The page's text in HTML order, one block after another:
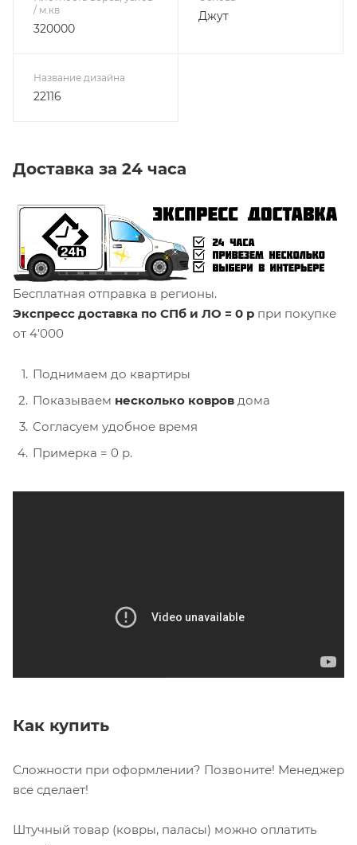
/ м.кв
320000
Джут
Название дизайна
22116
Доставка за 24 часа
Бесплатная отправка в регионы.
Экспресс доставка по СПб и ЛО = 0 р при покупке
от 4'000
Поднимаем до квартиры
Показываем несколько ковров дома
Согласуем удобное время
Примерка = 0 р.
Как купить
Сложности при оформлении? Позвоните! Менеджер
все сделает!
Штучный товар (ковры, паласы) можно оплатить